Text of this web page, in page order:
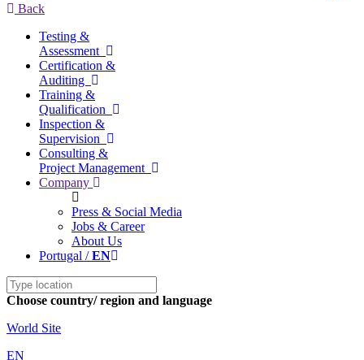
Back
Testing &
Assessment
Certification &
Auditing
Training &
Qualification
Inspection &
Supervision
Consulting &
Project Management
Company
Press & Social Media
Jobs & Career
About Us
Portugal /EN
Choose country/ region and language
World Site
EN